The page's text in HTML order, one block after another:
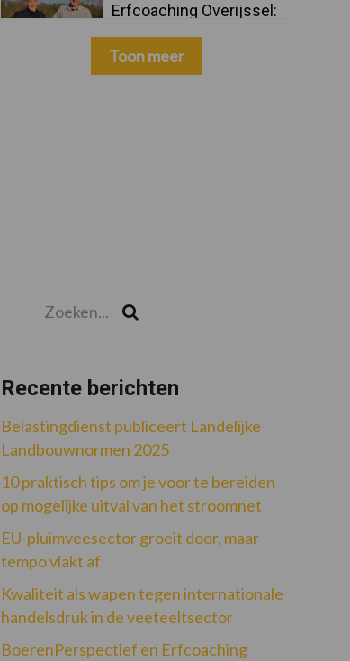
Erfcoaching Overijssel:
ondersteuning bij grote
keuzes
Toon meer
Recente berichten
Belastingdienst publiceert Landelijke
Landbouwnormen 2025
10 praktisch tips om je voor te bereiden
op mogelijke uitval van het stroomnet
EU-pluimveesector groeit door, maar
tempo vlakt af
Kwaliteit als wapen tegen internationale
handelsdruk in de veeteeltsector
BoerenPerspectief en Erfcoaching